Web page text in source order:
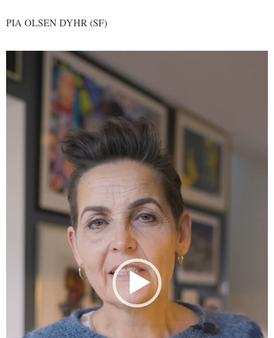
PIA OLSEN DYHR (SF)
Videoafspiller